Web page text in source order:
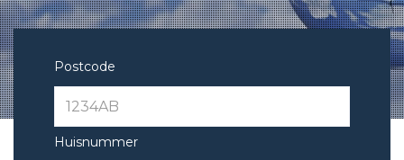
Postcode
Huisnummer